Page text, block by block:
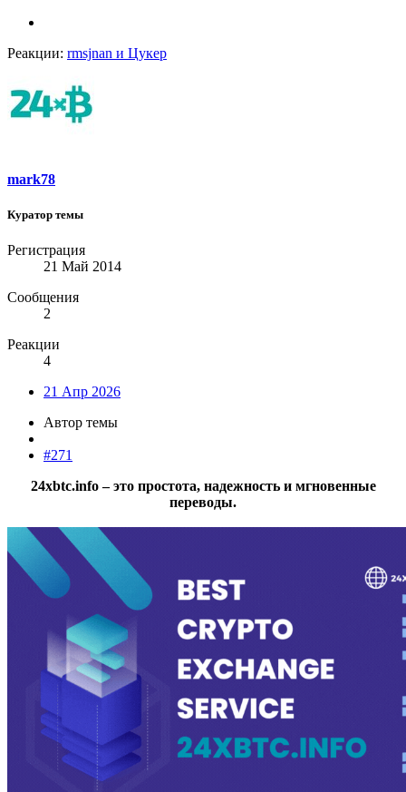
Реакции: rmsjnan и Цукер
mark78
Куратор темы
Регистрация
21 Май 2014
Сообщения
2
Реакции
4
21 Апр 2026
Автор темы
#271
24xbtc.info – это простота, надежность и мгновенные
переводы.